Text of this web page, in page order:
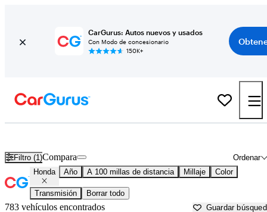
CarGurus: Autos nuevos y usados
Con Modo de concesionario
150K+
Filtro (1) Ordenar
Compara
Honda Año A 100 millas de distancia Millaje Color
Transmisión Borrar todo
783 vehículos encontrados Guardar